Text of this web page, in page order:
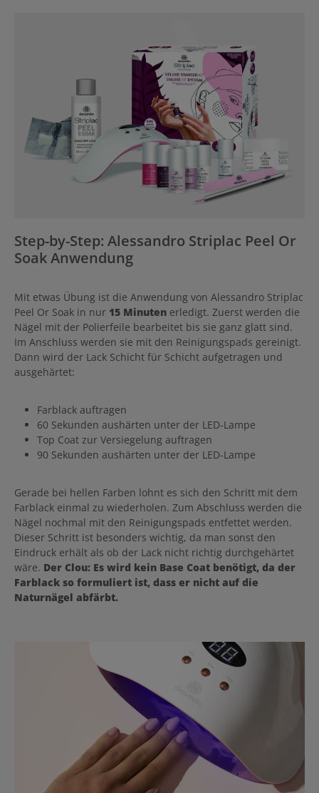
Step-by-Step: Alessandro Striplac Peel Or
Soak Anwendung
Mit etwas Übung ist die Anwendung von Alessandro Striplac
Peel Or Soak in nur 15 Minuten erledigt. Zuerst werden die
Nägel mit der Polierfeile bearbeitet bis sie ganz glatt sind.
Im Anschluss werden sie mit den Reinigungspads gereinigt.
Dann wird der Lack Schicht für Schicht aufgetragen und
ausgehärtet:
Farblack auftragen
60 Sekunden aushärten unter der LED-Lampe
Top Coat zur Versiegelung auftragen
90 Sekunden aushärten unter der LED-Lampe
Gerade bei hellen Farben lohnt es sich den Schritt mit dem
Farblack einmal zu wiederholen. Zum Abschluss werden die
Nägel nochmal mit den Reinigungspads entfettet werden.
Dieser Schritt ist besonders wichtig, da man sonst den
Eindruck erhält als ob der Lack nicht richtig durchgehärtet
wäre. Der Clou: Es wird kein Base Coat benötigt, da der
Farblack so formuliert ist, dass er nicht auf die
Naturnägel abfärbt.